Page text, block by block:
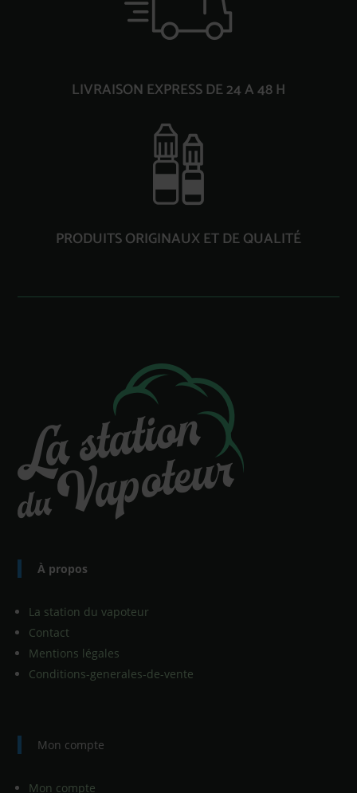
LIVRAISON EXPRESS DE 24 A 48 H
PRODUITS ORIGINAUX ET DE QUALITÉ
À propos
La station du vapoteur
Contact
Mentions légales
Conditions-generales-de-vente
Mon compte
Mon compte